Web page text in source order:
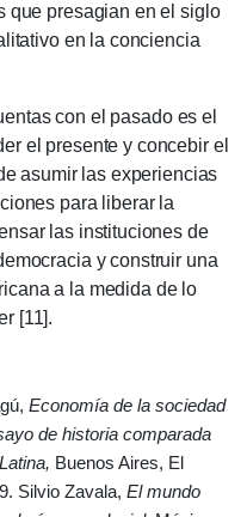
que presagian en el siglo
en la conciencia
con el pasado es el
el presente y concebir el
asumir las experiencias
para liberar la
las instituciones de
y construir una
a la medida de lo
[11].
Economía de la sociedad
de historia comparada
Buenos Aires, El
Silvio Zavala, El mundo